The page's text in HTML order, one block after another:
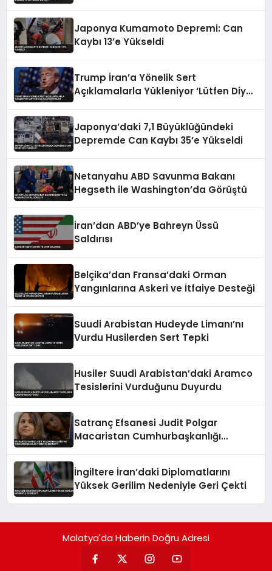
Japonya Kumamoto Depremi: Can
Kaybı 13’e Yükseldi
Trump İran’a Yönelik Sert
Açıklamalarla Yükleniyor ‘Lütfen Diye
Japonya’daki 7,1 Büyüklüğündeki
Depremde Can Kaybı 35’e Yükseldi
Netanyahu ABD Savunma Bakanı
Hegseth ile Washington’da Görüştü
İran’dan ABD’ye Bahreyn Üssü
Saldırısı
Belçika’dan Fransa’daki Orman
Yangınlarına Askeri ve İtfaiye Desteği
Suudi Arabistan Hudeyde Limanı’nı
Vurdu Husilerden Sert Tepki
Husiler Suudi Arabistan’daki Aramco
Tesislerini Vurduğunu Duyurdu
Satranç Efsanesi Judit Polgar
Macaristan Cumhurbaşkanlığı
İngiltere İran’daki Diplomatlarını
Yüksek Gerilim Nedeniyle Geri Çekti
Malatya'da Haberin Doğru Adresi